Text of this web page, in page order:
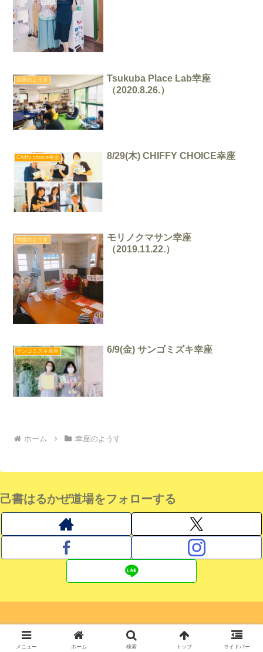
幸座のようす
Tsukuba Place Lab幸座
（2020.8.26.）
Chiffy choice幸座 8/29(木) CHIFFY CHOICE幸座
幸座のようす
モリノクマサン幸座
（2019.11.22.）
サンゴミズキ幸座 6/9(金) サンゴミズキ幸座
ホーム 幸座のようす
己書はるかぜ道場をフォローする
© 2019 己書はるかぜ道場 おのれしょ日記.
メニュー ホーム 検索 トップ サイドバー